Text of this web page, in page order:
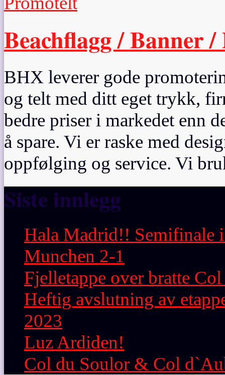
Beachflagg / Banner
BHX leverer gode
og telt med ditt eget trykk,
bedre priser i markedet enn
å spare. Vi er raske med
oppfølging og service. Vi
Siste innlegg
Hala Madrid!! Semifinale
Munchen 2-1
Fjelletappe over bratte
Heftig avslutning av
2023
Luz Ardiden!
Col du Soulor & Col